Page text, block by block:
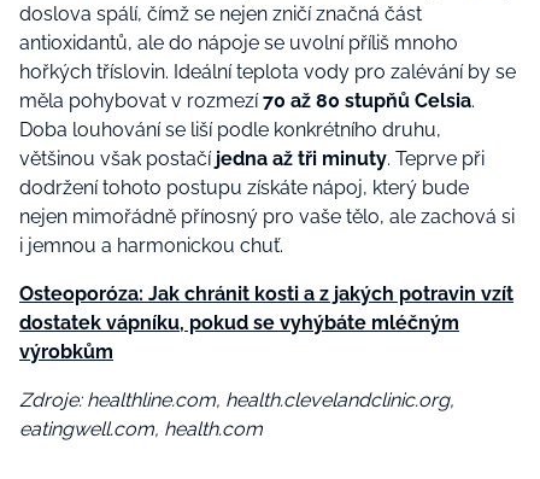
doslova spálí, čímž se nejen zničí značná část
antioxidantů, ale do nápoje se uvolní příliš mnoho
hořkých tříslovin. Ideální teplota vody pro zalévání by se
měla pohybovat v rozmezí70 až 80 stupňů Celsia.
Doba louhování se liší podle konkrétního druhu,
většinou však postačí jedna až tři minuty. Teprve při
dodržení tohoto postupu získáte nápoj, který bude
nejen mimořádně přínosný pro vaše tělo, ale zachová si
i jemnou a harmonickou chuť.
Osteoporóza: Jak chránit kosti a z jakých potravin vzít
dostatek vápníku, pokud se vyhýbáte mléčným
výrobkům
Zdroje:healthline.com, health.clevelandclinic.org,
eatingwell.com, health.com